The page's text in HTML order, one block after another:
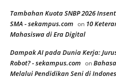
Tambahan Kuota SNBP 2026
SMA - sekampus.com on 10
Mahasiswa di Era Digital
Dampak AI pada Dunia Kerja:
Robot? - sekampus.com on
Melalui Pendidikan Seni di